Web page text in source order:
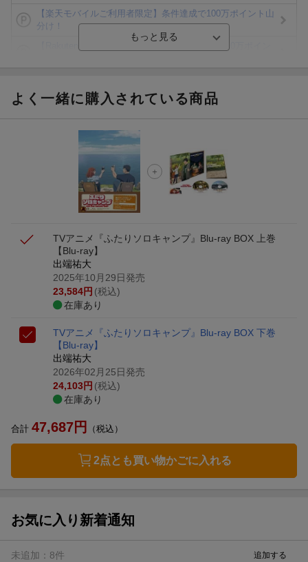
【楽天モバイルご利用者限定】条件達成で100万ポイント山
分け！
が当たる！
エントリー＆3,000円以上購入で無料データSIM（3GB/月プ
ラン）が当たる！
楽天モバイル紹介キャンペーンの拡散で300円OFFクーポン
よく一緒に購入されている商品
TVアニメ『ふたりソロキャンプ』Blu-ray BOX 上巻
【Blu-ray】
出端祐大
2025年10月29日発売
23,584円 (税込)
在庫あり
TVアニメ『ふたりソロキャンプ』Blu-ray BOX 下巻
【Blu-ray】
出端祐大
2026年02月25日発売
24,103円 (税込)
在庫あり
合計 47,687円 （税込）
2点とも買い物かごに入れる
お気に入り新着通知
未追加： 8件 追加する